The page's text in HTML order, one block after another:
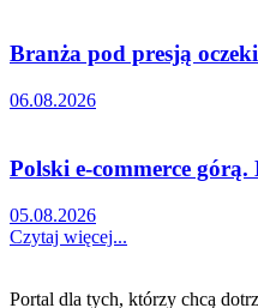
Branża pod presją
06.08.2026
Polski e-commerce
05.08.2026
Czytaj więcej...
Portal dla tych, którzy chcą